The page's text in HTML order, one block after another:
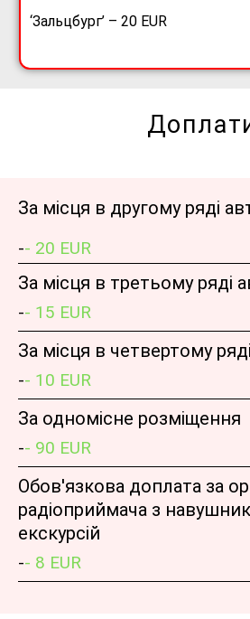
‘Зальцбург’ – 20 EUR
За місця в другому ряді
-- 20 EUR
За місця в третьому ряді
-- 15 EUR
За місця в четвертому
-- 10 EUR
За одномісне розміщення
-- 90 EUR
Обов'язкова доплата за
радіоприймача з
екскурсій
-- 8 EUR